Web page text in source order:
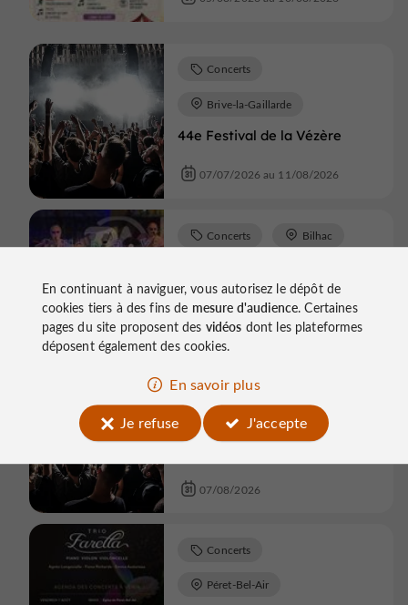
44e Festival de la Vézère
Concerts
Brive-la-Gaillarde
07/07/2026 au 11/08/2026
groupe Jus d'Box
Concerts Bilhac
07/08/2026
Concerts
Orgnac-sur-Vézère
07/08/2026
Concerts
Péret-Bel-Air
En continuant à naviguer, vous autorisez le dépôt de
cookies tiers à des fins de mesure d'audience. Certaines
pages du site proposent des vidéos dont les plateformes
déposent également des cookies.
En savoir plus
Je refuse
J'accepte